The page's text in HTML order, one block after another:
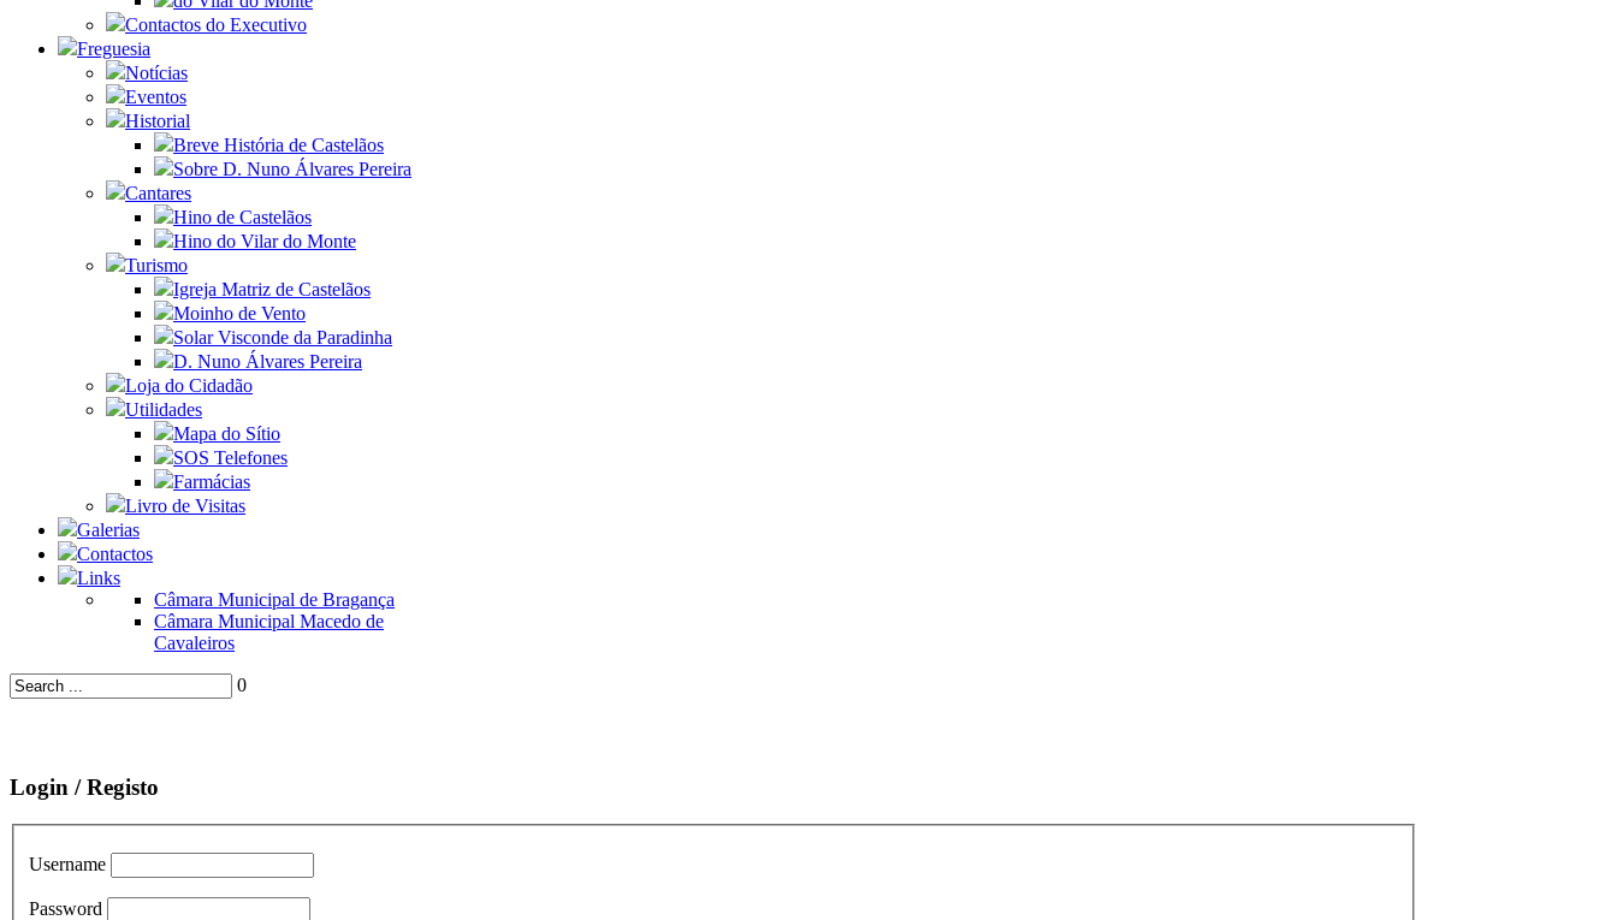
Contactos do Executivo
Freguesia
Notícias
Eventos
Historial
Breve História de Castelãos
Sobre D. Nuno Álvares Pereira
Cantares
Hino de Castelãos
Hino do Vilar do Monte
Turismo
Igreja Matriz de Castelãos
Moinho de Vento
Solar Visconde da Paradinha
D. Nuno Álvares Pereira
Loja do Cidadão
Utilidades
Mapa do Sítio
SOS Telefones
Farmácias
Livro de Visitas
Galerias
Contactos
Links
Câmara Municipal de Bragança
Câmara Municipal Macedo de
Cavaleiros
0
Login / Registo
Username
Password